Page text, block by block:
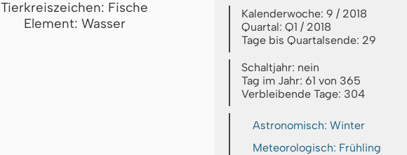
Tierkreiszeichen: Fische
Element: Wasser
Kalenderwoche: 9 / 2018
Quartal: Q1 / 2018
Tage bis Quartalsende: 29
Schaltjahr: nein
Tag im Jahr: 61 von 365
Verbleibende Tage: 304
Astronomisch: Winter
Meteorologisch: Frühling